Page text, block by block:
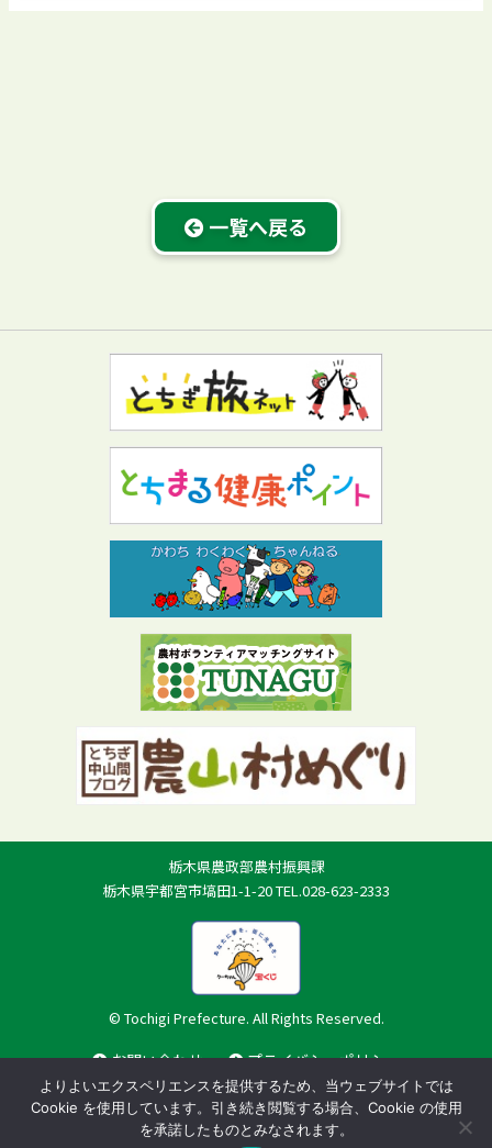
一覧へ戻る
栃木県農政部農村振興課
栃木県宇都宮市塙田1-1-20 TEL.028-623-2333
© Tochigi Prefecture. All Rights Reserved.
お問い合わせ プライバシーポリシー
よりよいエクスペリエンスを提供するため、当ウェブサイトでは
Cookie を使用しています。引き続き閲覧する場合、Cookie の使用
を承諾したものとみなされます。